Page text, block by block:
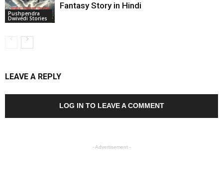
Pushpendra
Dwivedi Stories
Fantasy Story in Hindi
LEAVE A REPLY
LOG IN TO LEAVE A COMMENT
- Advertisement -